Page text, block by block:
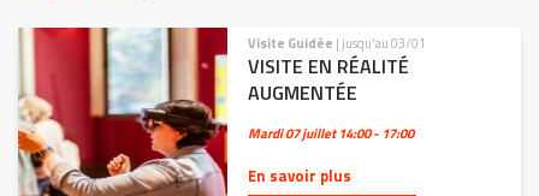
Visite Guidée | jusqu'au 03/01
VISITE EN RÉALITÉ
AUGMENTÉE
Mardi 07 juillet14:00 - 17:00
En savoir plus